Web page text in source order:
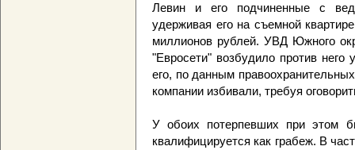
Левин и его подчиненные с
удерживая его на съемной
миллионов рублей. УВД Южного
"Евросети" возбудило против него
его, по данным
компании избивали, требуя
У обоих потерпевших при этом
квалифицируется как грабеж. В